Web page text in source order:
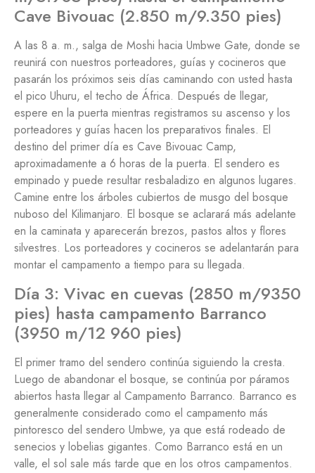
Cave Bivouac (2.850 m/9.350 pies)
A las 8 a. m., salga de Moshi hacia Umbwe Gate, donde se
reunirá con nuestros porteadores, guías y cocineros que
pasarán los próximos seis días caminando con usted hasta
el pico Uhuru, el techo de África. Después de llegar,
espere en la puerta mientras registramos su ascenso y los
porteadores y guías hacen los preparativos finales. El
destino del primer día es Cave Bivouac Camp,
aproximadamente a 6 horas de la puerta. El sendero es
empinado y puede resultar resbaladizo en algunos lugares.
Camine entre los árboles cubiertos de musgo del bosque
nuboso del Kilimanjaro. El bosque se aclarará más adelante
en la caminata y aparecerán brezos, pastos altos y flores
silvestres. Los porteadores y cocineros se adelantarán para
montar el campamento a tiempo para su llegada.
Día 3: Vivac en cuevas (2850 m/9350
pies) hasta campamento Barranco
(3950 m/12 960 pies)
El primer tramo del sendero continúa siguiendo la cresta.
Luego de abandonar el bosque, se continúa por páramos
abiertos hasta llegar al Campamento Barranco. Barranco es
generalmente considerado como el campamento más
pintoresco del sendero Umbwe, ya que está rodeado de
senecios y lobelias gigantes. Como Barranco está en un
valle, el sol sale más tarde que en los otros campamentos.